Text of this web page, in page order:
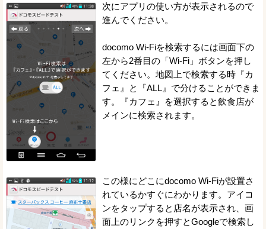
次にアプリの使い方が表示されるので
進んでください。
docomo Wi-Fiを検索するには画面下の
左から2番目の「Wi-Fi」ボタンを押し
てください。地図上で検索する時『カ
フェ』と『ALL』で分けることができま
す。『カフェ』を選択すると飲食店が
メインに検索されます。
この様にどこにdocomo Wi-Fiが設置さ
れているかすぐにわかります。アイコ
ンをタップすると店名が表示され、画
面上のリンクを押すとGoogleで検索し